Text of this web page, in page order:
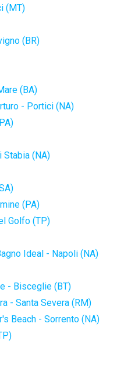
(MT)
(BR)
(BA)
- Portici (NA)
Stabia (NA)
(PA)
Golfo (TP)
Ideal - Napoli (NA)
- Bisceglie (BT)
- Santa Severa (RM)
Beach - Sorrento (NA)